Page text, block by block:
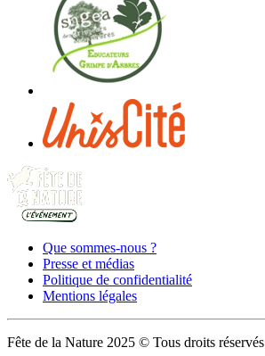
Que sommes-nous ?
Presse et médias
Politique de confidentialité
Mentions légales
Fête de la Nature 2025 © Tous droits réservés